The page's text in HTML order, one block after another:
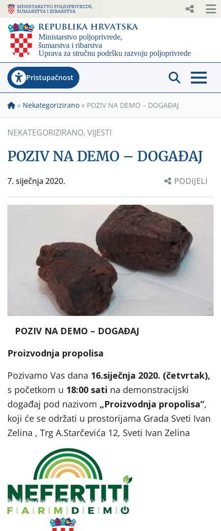
Pristupačnost
» Nekategorizirano » POZIV NA DEMO – DOGAĐAJ
NEKATEGORIZIRANO, VIJESTI
POZIV NA DEMO – DOGAĐAJ
7. siječnja 2020. PODIJELI
POZIV NA DEMO – DOGAĐAJ
Proizvodnja propolisa
Pozivamo Vas dana 16.siječnja 2020. (četvrtak),
s početkom u 18:00 sati na demonstracijski
događaj pod nazivom „Proizvodnja propolisa“,
koji će se održati u prostorijama Grada Sveti Ivan
Zelina , Trg A.Starčevića 12, Sveti Ivan Zelina